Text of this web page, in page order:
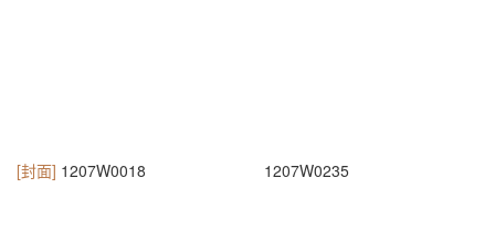
[封面] 1207W0018 1207W0235